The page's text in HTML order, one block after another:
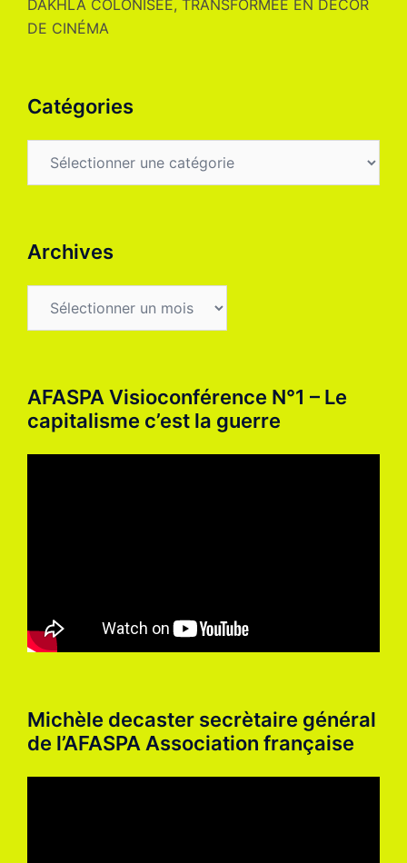
DAKHLA COLONISÉE, TRANSFORMÉE EN DÉCOR
DE CINÉMA
Catégories
Archives
AFASPA Visioconférence N°1 – Le
capitalisme c’est la guerre
Michèle decaster secrètaire général
de l’AFASPA Association française